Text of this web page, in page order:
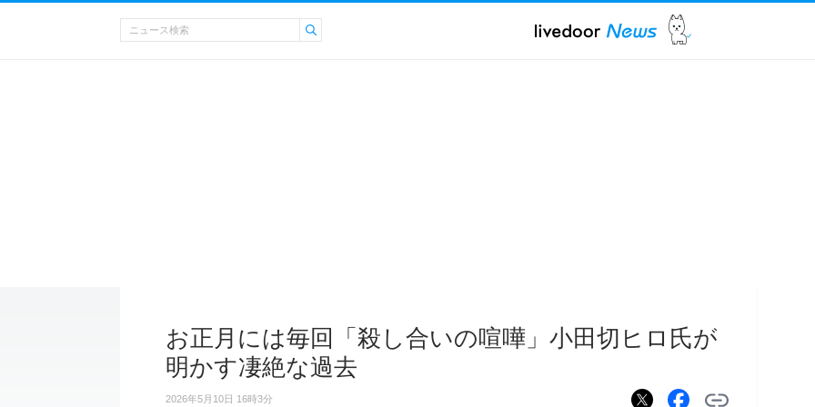
お正月には毎回「殺し合いの喧嘩」小田切ヒロ氏が
明かす凄絶な過去
2026年5月10日 16時3分